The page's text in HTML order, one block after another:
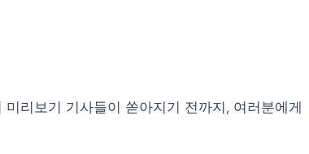
리보기 기사들이 쏟아지기 전까지, 여러분에게